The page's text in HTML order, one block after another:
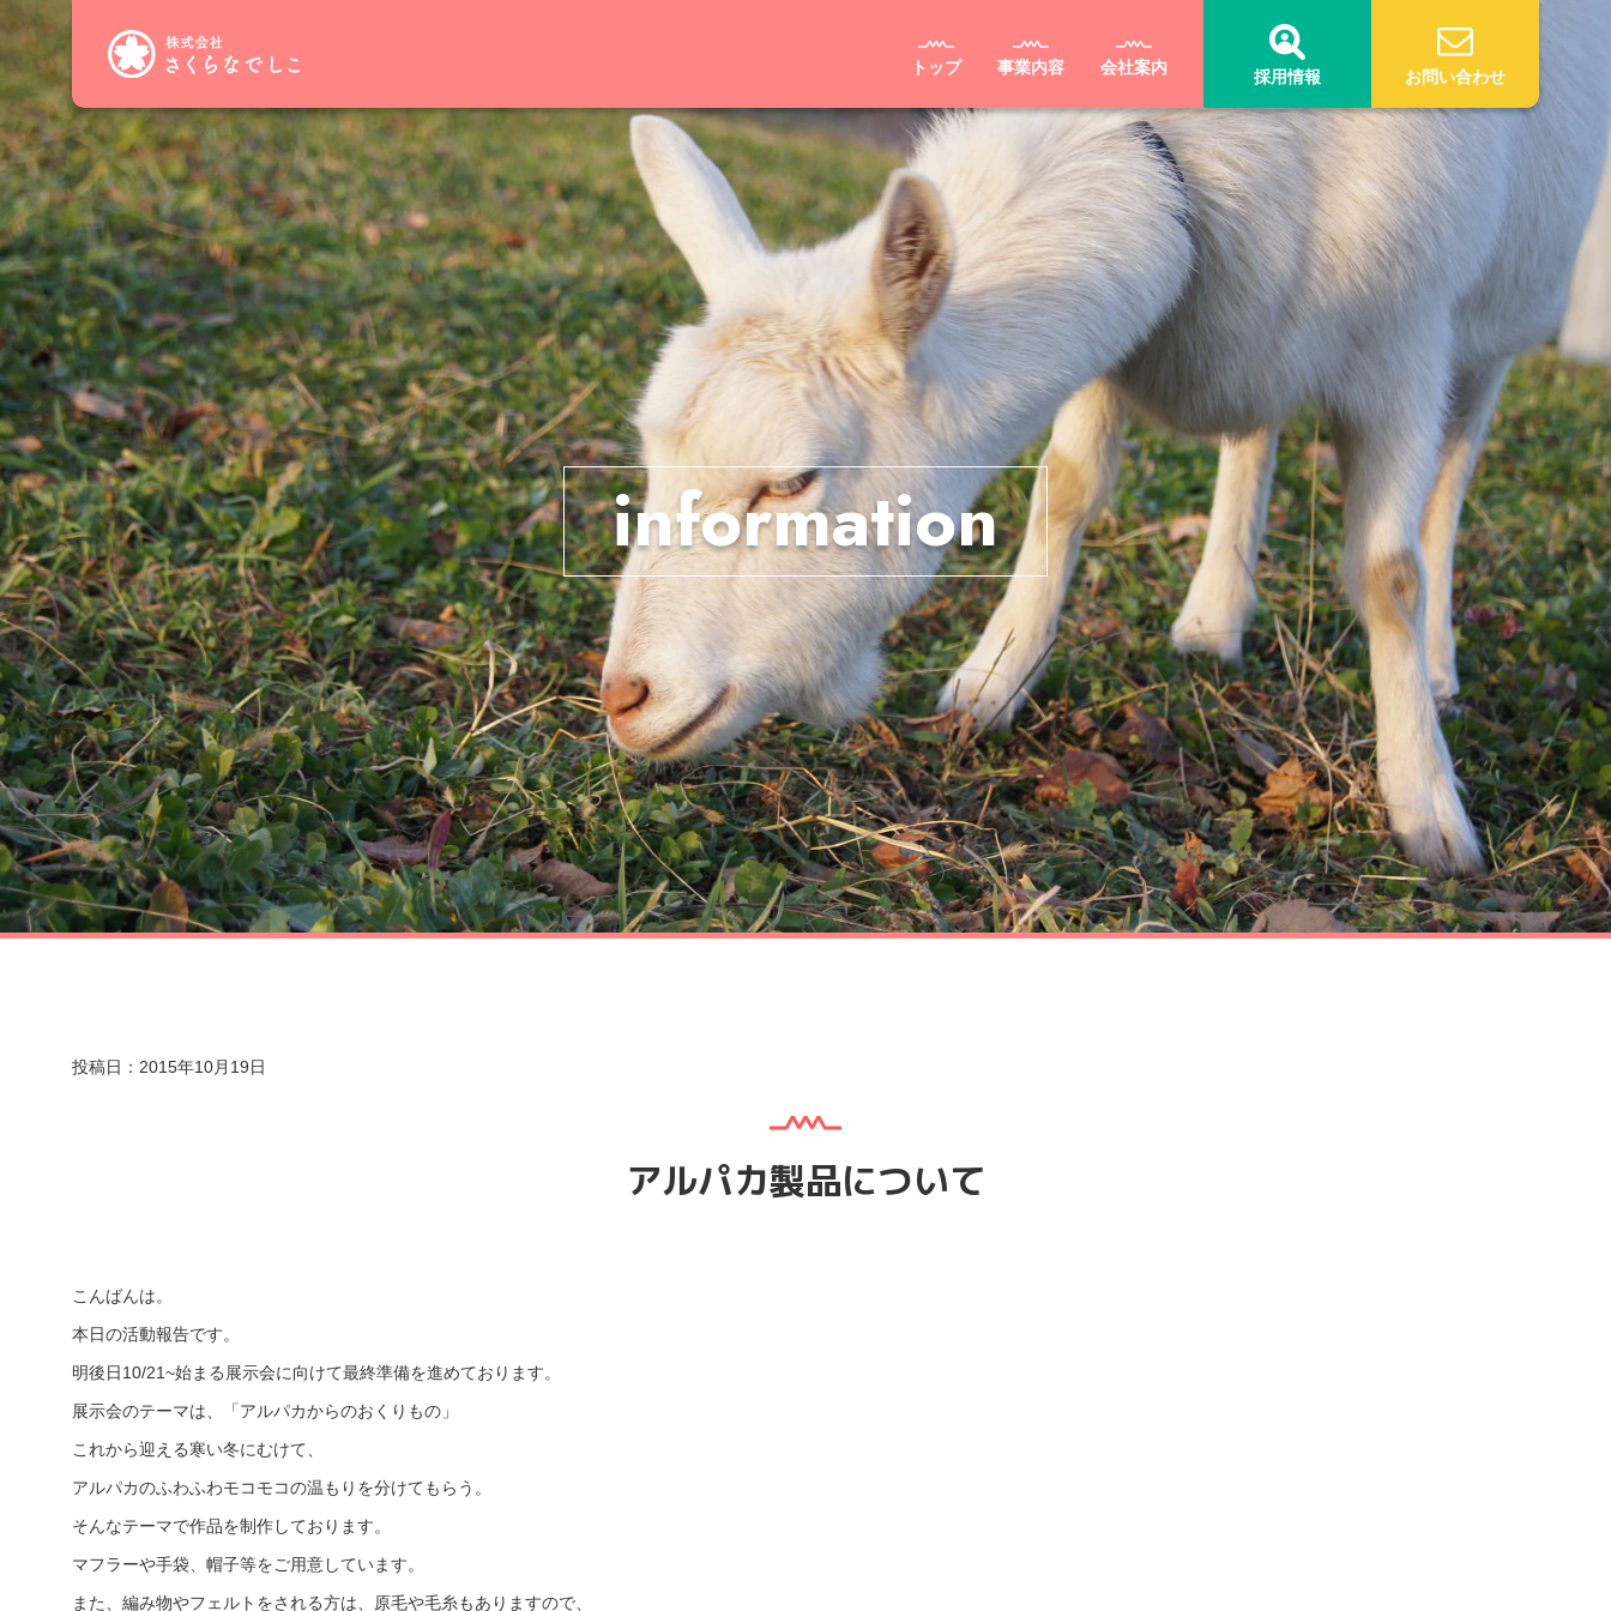
トップ 事業内容 会社案内 採用情報 お問い合わせ
information
投稿日：2015年10月19日
アルパカ製品について
こんばんは。
本日の活動報告です。
明後日10/21~始まる展示会に向けて最終準備を進めております。
展示会のテーマは、「アルパカからのおくりもの」
これから迎える寒い冬にむけて、
アルパカのふわふわモコモコの温もりを分けてもらう。
そんなテーマで作品を制作しております。
マフラーや手袋、帽子等をご用意しています。
また、編み物やフェルトをされる方は、原毛や毛糸もありますので、